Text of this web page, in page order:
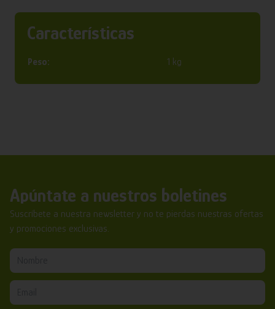
Características
Peso: 1 kg
Apúntate a nuestros boletines
Suscríbete a nuestra newsletter y no te pierdas nuestras ofertas
y promociones exclusivas.